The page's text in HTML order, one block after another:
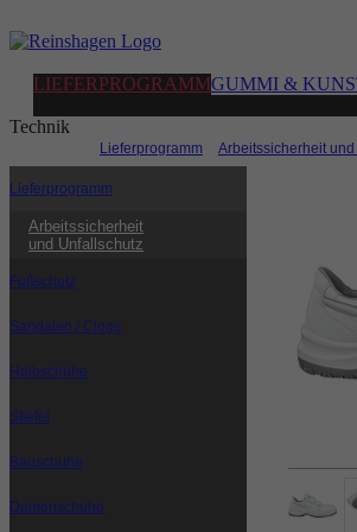
LIEFERPROGRAMMGUMMI &
Technik
Lieferprogramm Arbeitssicherheit
Lieferprogramm
Arbeitssicherheit
und Unfallschutz
Fußschutz
Sandalen / Clogs
Halbschuhe
Stiefel
Bauschuhe
Damenschuhe